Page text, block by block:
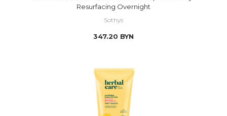
Resurfacing Overnight
Sothys
347.20 BYN